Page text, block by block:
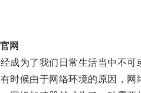
网
为了我们日常生活当中不可
候由于网络环境的原因，网